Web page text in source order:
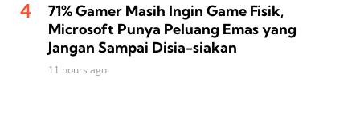
71% Gamer Masih Ingin Game Fisik,
Microsoft Punya Peluang Emas yang
Jangan Sampai Disia-siakan
11 hours ago